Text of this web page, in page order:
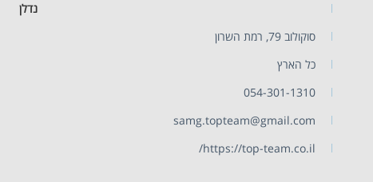
סוקולוב 79, רמת השרון
כל הארץ
054-301-1310
samg.topteam@gmail.com
https://top-team.co.il/
נדלן